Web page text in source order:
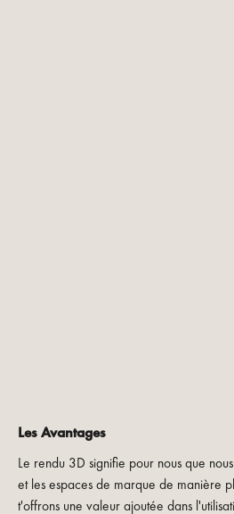
Les Avantages
Le rendu 3D signifie pour nous que
et les espaces de marque de manière
t'offrons une valeur ajoutée dans